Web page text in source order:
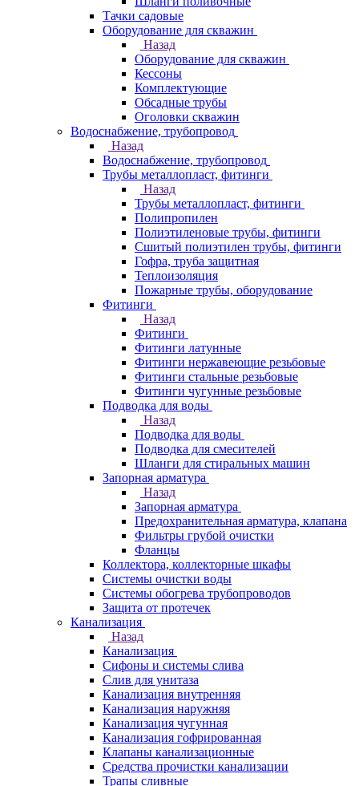
Тачки садовые
Оборудование для скважин
Назад
Оборудование для скважин
Кессоны
Комплектующие
Обсадные трубы
Оголовки скважин
Водоснабжение, трубопровод
Назад
Водоснабжение, трубопровод
Трубы металлопласт, фитинги
Назад
Трубы металлопласт, фитинги
Полипропилен
Полиэтиленовые трубы, фитинги
Сшитый полиэтилен трубы, фитинги
Гофра, труба защитная
Теплоизоляция
Пожарные трубы, оборудование
Фитинги
Назад
Фитинги
Фитинги латунные
Фитинги нержавеющие резьбовые
Фитинги стальные резьбовые
Фитинги чугунные резьбовые
Подводка для воды
Назад
Подводка для воды
Подводка для смесителей
Шланги для стиральных машин
Запорная арматура
Назад
Запорная арматура
Предохранительная арматура, клапана
Фильтры грубой очистки
Фланцы
Коллектора, коллекторные шкафы
Системы очистки воды
Системы обогрева трубопроводов
Защита от протечек
Канализация
Назад
Канализация
Сифоны и системы слива
Слив для унитаза
Канализация внутренняя
Канализация наружняя
Канализация чугунная
Канализация гофрированная
Клапаны канализационные
Средства прочистки канализации
Трапы сливные